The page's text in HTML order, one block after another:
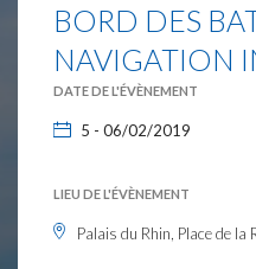
BORD DES
NAVIGATION
DATE DE L'ÉVÈNEMENT
5 - 06/02/2019
LIEU DE L'ÉVÈNEMENT
Palais du Rhin, Place de la